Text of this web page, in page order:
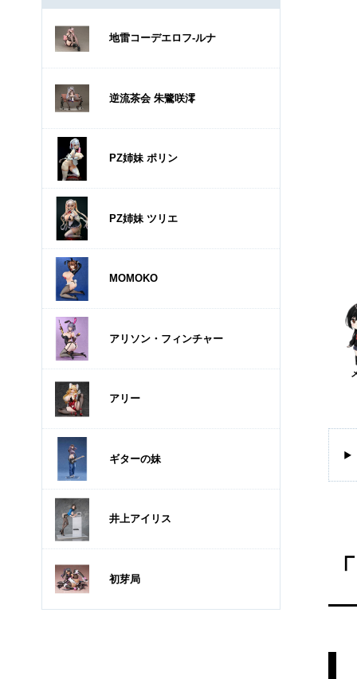
地雷コーデエロフ-ルナ
逆流茶会 朱鷺咲澪
PZ姉妹 ポリン
PZ姉妹 ツリエ
MOMOKO
アリソン・フィンチャー
アリー
ギターの妹
井上アイリス
初芽局